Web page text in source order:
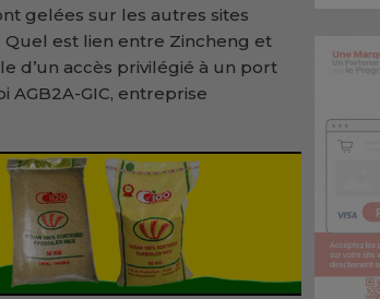
gelées sur les autres sites
Quel est lien entre Zincheng et
d’un accès privilégié à un port
GIC, entreprise